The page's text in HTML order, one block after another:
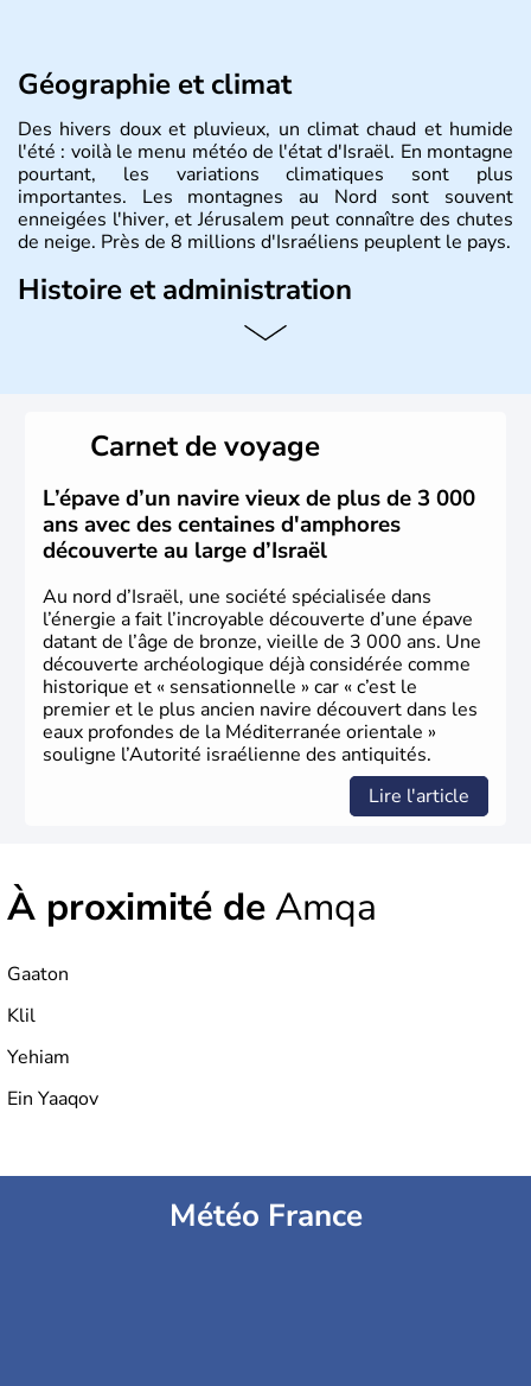
Géographie et climat
Des hivers doux et pluvieux, un climat chaud et humide
l'été : voilà le menu météo de l'état d'Israël. En montagne
pourtant, les variations climatiques sont plus
importantes. Les montagnes au Nord sont souvent
enneigées l'hiver, et Jérusalem peut connaître des chutes
de neige. Près de 8 millions d'Israéliens peuplent le pays.
Histoire et administration
L'Israël est un état de la partie est de la Méditerranée,
vrai essor économique dans le domaine des nouvelles
Carnet de voyage
L’épave d’un navire vieux de plus de 3 000
ans avec des centaines d'amphores
découverte au large d’Israël
Au nord d’Israël, une société spécialisée dans
l’énergie a fait l’incroyable découverte d’une épave
datant de l’âge de bronze, vieille de 3 000 ans. Une
découverte archéologique déjà considérée comme
historique et « sensationnelle » car « c’est le
premier et le plus ancien navire découvert dans les
eaux profondes de la Méditerranée orientale »
souligne l’Autorité israélienne des antiquités.
Lire l'article
À proximité deAmqa
Gaaton
Klil
Yehiam
Ein Yaaqov
Météo France